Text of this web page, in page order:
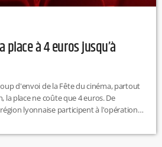
place à 4 euros jusqu’à
d'envoi de la Fête du cinéma, partout
la place ne coûte que 4 euros. De
lyonnaise participent à l'opération